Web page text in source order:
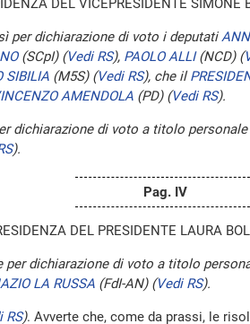
DEL VICEPRESIDENTE SIMONE
per dichiarazione di voto i deputati
(SCpI) (Vedi RS), PAOLO ALLI(NCD) (
SIBILIA (M5S) (Vedi RS), che il
AMENDOLA (PD) (Vedi RS).
dichiarazione di voto a titolo
).
Pag. IV
DEL PRESIDENTE LAURA
per dichiarazione di voto a titolo
LA RUSSA (FdI-AN) (Vedi RS).
RS). Avverte che, come da prassi, le